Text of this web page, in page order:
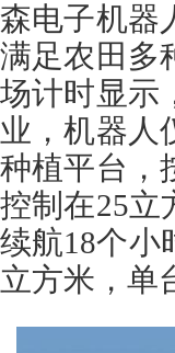
森电子机器
满足农田多
场计时显示
业，机器人
种植平台，
控制在25立
续航18个小
立方米，单